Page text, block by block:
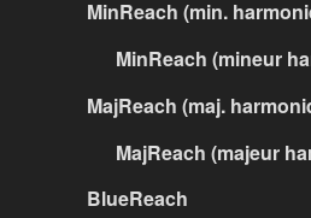
MinReach (min.
MinReach (mineur
MajReach (maj.
MajReach (majeur
BlueReach